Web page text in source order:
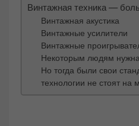
Винтажная техника —
Винтажная акустика
Винтажные усилители
Винтажные
Некоторым людям
Но тогда были свои
технологии не стоят на